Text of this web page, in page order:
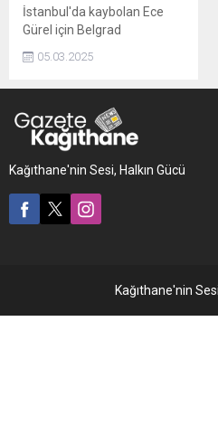
İstanbul'da kaybolan Ece
Gürel için Belgrad
ve iz takip köpekleri arama
devam ediyor.
05.03.2025
Kağıthane'nin Sesi, Halkın Gücü
Kağıthane'nin